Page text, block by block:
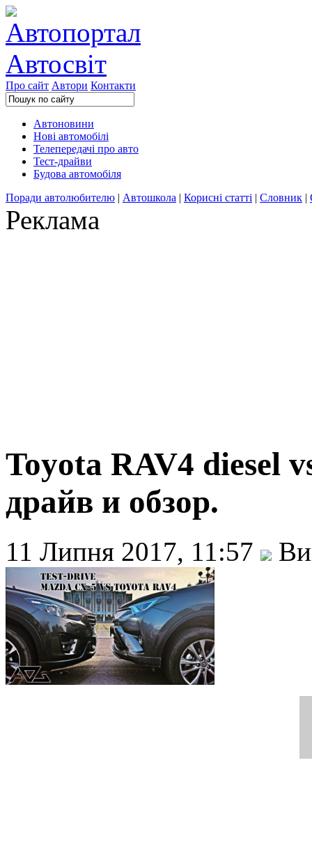
Про сайт Автори Контакти
Автоновини
Нові автомобілі
Телепередачі про авто
Тест-драйви
Будова автомобіля
Поради автолюбителю | Автошкола | Корисні статті | Словник |
Реклама
Toyota RAV4 diesel
драйв и обзор.
11 Липня 2017, 11:57